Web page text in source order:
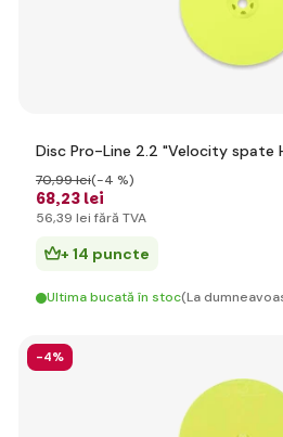
Disc Pro-Line 2.2 "Velocity spate
68,23 lei
70,99 lei(-4 %)
56,39 lei fără TVA
+ 14 puncte
Ultima bucată în stoc(La
-4%